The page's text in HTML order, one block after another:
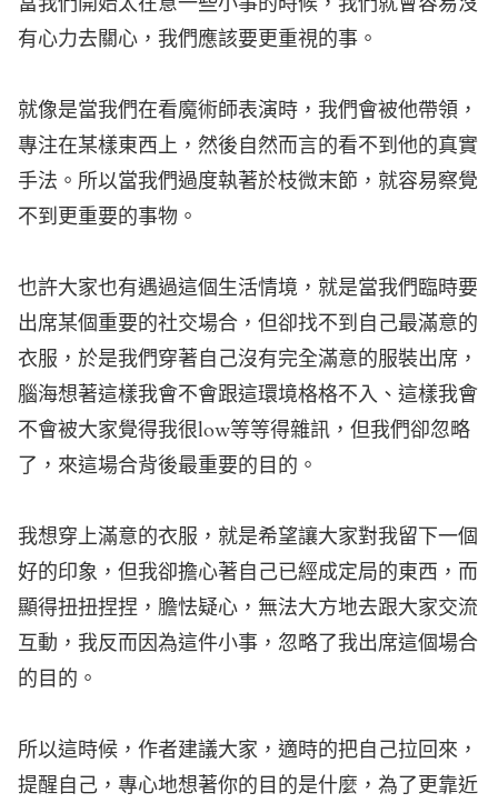
有心力去關心，我們應該要更重視的事。
就像是當我們在看魔術師表演時，我們會被他帶領，
專注在某樣東西上，然後自然而言的看不到他的真實
手法。所以當我們過度執著於枝微末節，就容易察覺
不到更重要的事物。
也許大家也有遇過這個生活情境，就是當我們臨時要
出席某個重要的社交場合，但卻找不到自己最滿意的
衣服，於是我們穿著自己沒有完全滿意的服裝出席，
腦海想著這樣我會不會跟這環境格格不入、這樣我會
不會被大家覺得我很low等等得雜訊，但我們卻忽略
了，來這場合背後最重要的目的。
我想穿上滿意的衣服，就是希望讓大家對我留下一個
好的印象，但我卻擔心著自己已經成定局的東西，而
顯得扭扭捏捏，膽怯疑心，無法大方地去跟大家交流
互動，我反而因為這件小事，忽略了我出席這個場合
的目的。
所以這時候，作者建議大家，適時的把自己拉回來，
提醒自己，專心地想著你的目的是什麼，為了更靠近